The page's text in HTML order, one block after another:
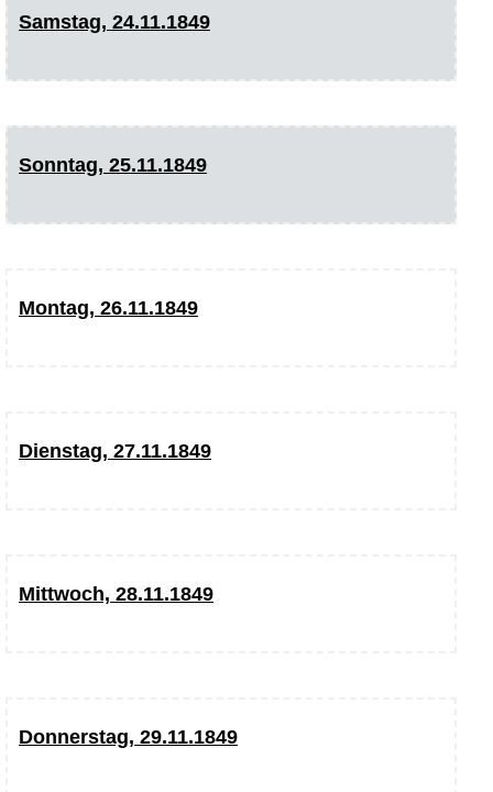
Samstag, 24.11.1849
Sonntag, 25.11.1849
Montag, 26.11.1849
Dienstag, 27.11.1849
Mittwoch, 28.11.1849
Donnerstag, 29.11.1849